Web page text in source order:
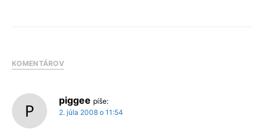
KOMENTÁROV
piggee píše:
2. júla 2008 o 11:54